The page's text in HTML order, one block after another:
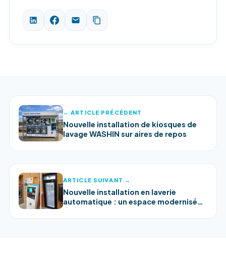
← ARTICLE PRÉCÉDENT
Nouvelle installation de kiosques de
lavage WASHIN sur aires de repos
ARTICLE SUIVANT →
Nouvelle installation en laverie
automatique : un espace modernisé